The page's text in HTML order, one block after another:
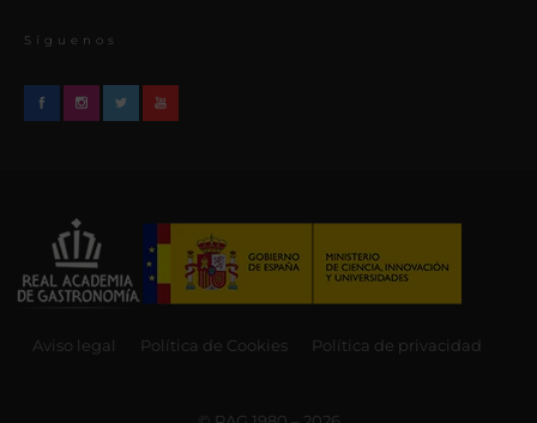
Síguenos
Aviso legal Política de Cookies Política de privacidad